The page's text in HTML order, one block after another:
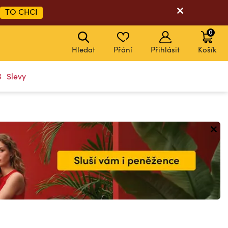
TO CHCI
Slevy
Hledat Přání Přihlásit Košík
0